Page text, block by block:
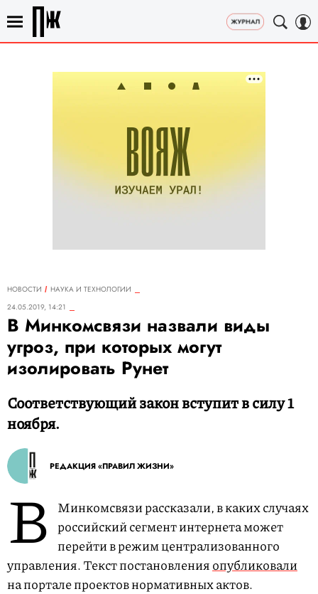
НОВОСТИ
НАУКА И ТЕХНОЛОГИИ
24.05.2019, 14:21
В Минкомсвязи назвали виды
угроз, при которых могут
изолировать Рунет
Соответствующий закон вступит в силу 1
ноября.
РЕДАКЦИЯ «ПРАВИЛ ЖИЗНИ»
В
Минкомсвязи рассказали, в каких случаях
российский сегмент интернета может
перейти в режим централизованного
управления. Текст постановленияопубликовали
на портале проектов нормативных актов.